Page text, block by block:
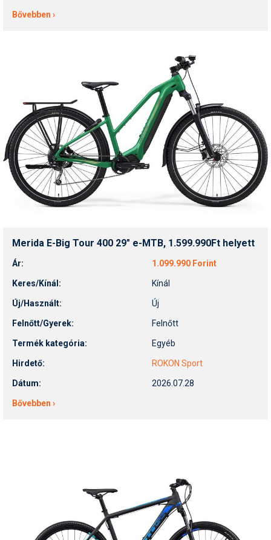
Bővebben ›
Merida E-Big Tour 400 29" e-MTB, 1.599.990Ft helyett
Ár: 1.099.990 Forint
Keres/Kínál: Kínál
Új/Használt: Új
Felnőtt/Gyerek: Felnőtt
Termék kategória: Egyéb
Hirdető: ROKON Sport
Dátum: 2026.07.28
Bővebben ›